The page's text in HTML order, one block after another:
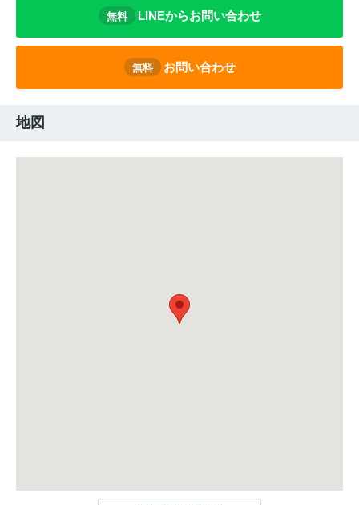
無料 LINEからお問い合わせ
無料 お問い合わせ
地図